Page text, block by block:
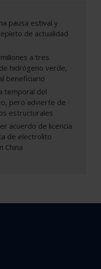
pausa estival y
de actualidad
a tres
hidrógeno verde,
beneficiario
temporal del
pero advierte de
estructurales
acuerdo de licencia
de electrolito
China